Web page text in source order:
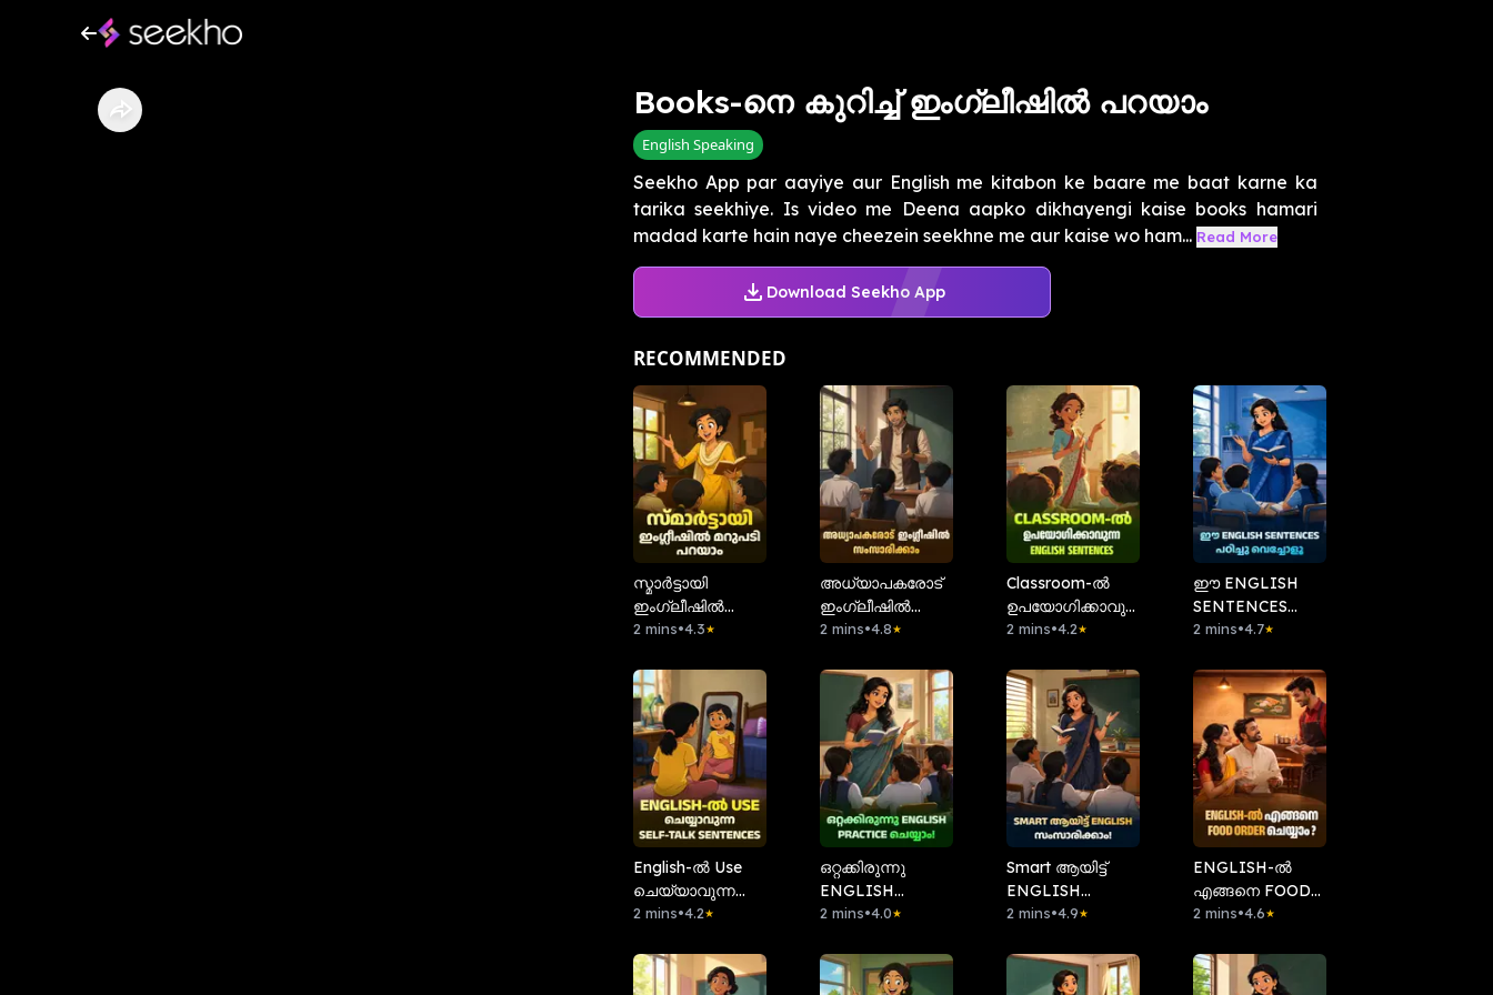
Books-നെ കുറിച്ച് ഇംഗ്ലീഷിൽ പറയാം
English Speaking
Seekho App par aayiye aur English me kitabon ke baare me baat karne ka
tarika seekhiye. Is video me Deena aapko dikhayengi kaise books hamari
madad karte hain naye cheezein seekhne me aur kaise wo ham... Read More
Download Seekho App
RECOMMENDED
സ്മാർട്ടായി
ഇംഗ്ലീഷിൽ
മറുപടി പറയാം
2 mins•4.3★
അധ്യാപകരോട്
ഇംഗ്ലീഷിൽ
സംസാരിക്കാം
2 mins•4.8★
Classroom-ൽ
ഉപയോഗിക്കാവുന്ന
English Sentences
2 mins•4.2★
ഈ ENGLISH
SENTENCES
പഠിച്ചു വെച്ചോളൂ
2 mins•4.7★
English-ൽ Use
ചെയ്യാവുന്ന
Self-Talk
2 mins•4.2★
ഒറ്റക്കിരുന്നു
ENGLISH
PRACTICE
2 mins•4.0★
Smart ആയിട്ട്
ENGLISH
സംസാരിക്കാം!
2 mins•4.9★
ENGLISH-ൽ
എങ്ങനെ FOOD
ORDER
2 mins•4.6★